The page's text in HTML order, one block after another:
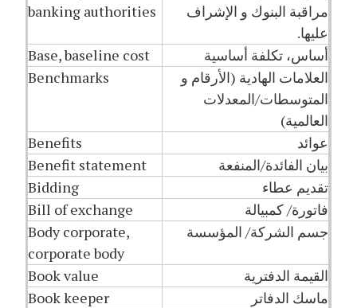
مراقبة البنوك و الإشراف
عليها.
banking authorities
أساس، تكلفة أساسية
Base, baseline cost
العلامات الهادية (الأرقام و
المتوسطات/المعدلات
العالمية)
Benchmarks
عوائد
Benefits
بيان الفائدة/المنفعة
Benefit statement
تقديم عطاء
Bidding
فاتورة/ كمبيالة
Bill of exchange
جسم الشركة/ المؤسسة
Body corporate,
corporate body
القيمة الدفترية
Book value
ماسك الدفاتر
Book keeper